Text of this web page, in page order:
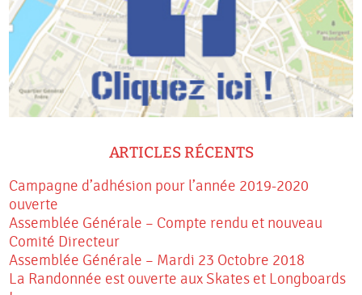
ARTICLES RÉCENTS
Campagne d’adhésion pour l’année 2019-2020
ouverte
Assemblée Générale – Compte rendu et nouveau
Comité Directeur
Assemblée Générale – Mardi 23 Octobre 2018
La Randonnée est ouverte aux Skates et Longboards